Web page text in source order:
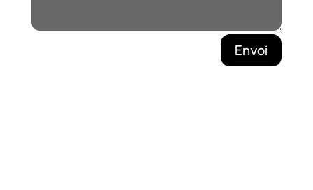
Envoi